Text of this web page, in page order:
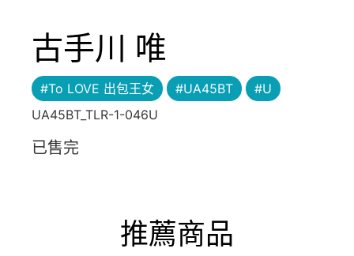
古手川 唯
#To LOVE 出包王女 #UA45BT
#U
UA45BT_TLR-1-046U
已售完
推薦商品